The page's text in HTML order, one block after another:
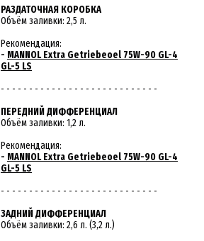
РАЗДАТОЧНАЯ КОРОБКА
Объём заливки: 2,5 л.
Рекомендация:
- MANNOL Extra Getriebeoel 75W-90 GL-4
GL-5 LS
- - - - - - - - - - - - - - - - - - - - - - - - - - - -
ПЕРЕДНИЙ ДИФФЕРЕНЦИАЛ
Объём заливки: 1,2 л.
Рекомендация:
- MANNOL Extra Getriebeoel 75W-90 GL-4
GL-5 LS
- - - - - - - - - - - - - - - - - - - - - - - - - - - -
ЗАДНИЙ ДИФФЕРЕНЦИАЛ
Объём заливки: 2,6 л. (3,2 л.)